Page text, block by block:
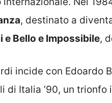
, destinato a
e Bello e Impossibile,
incide con Edoardo
di Italia ’90, un